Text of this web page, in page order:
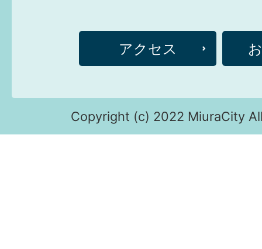
アクセス
Copyright (c) 2022 MiuraCity